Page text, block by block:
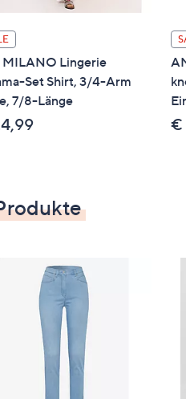
40 % Lyocell, 7 %
Schonwäsche 30
Lingerie
Set Shirt, 3/4-Arm
7/8-Länge
€